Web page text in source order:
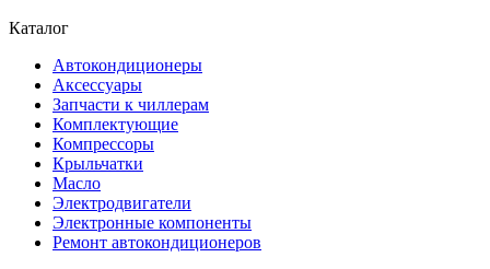
Каталог
Автокондиционеры
Аксессуары
Запчасти к чиллерам
Комплектующие
Компрессоры
Крыльчатки
Масло
Электродвигатели
Электронные компоненты
Ремонт автокондиционеров